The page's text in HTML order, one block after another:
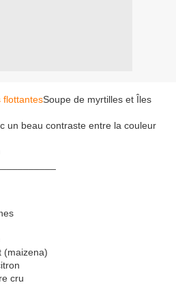
Soupe de myrtilles et Îles
un beau contraste entre la couleur
(maizena)
cru